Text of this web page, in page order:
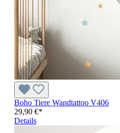
Boho Tiere Wandtattoo V406
29,90 €*
Details